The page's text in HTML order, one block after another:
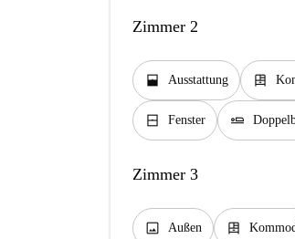
Zimmer 2
window_open Ausstattung dresser
window_closed Fenster airline_seat_flat
Zimmer 3
image Außen dresser